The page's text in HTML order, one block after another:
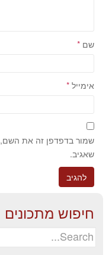
שם *
אימייל *
שמור בדפדפן זה את
שאגיב.
חיפוש מתכונים
Search